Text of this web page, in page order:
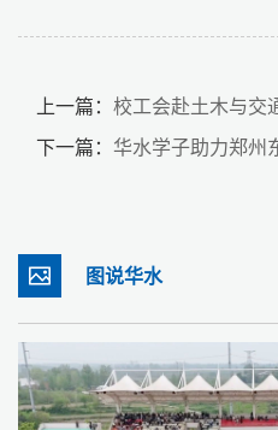
上一篇： 校工会赴土木与交
下一篇： 华水学子助力郑州
图说华水